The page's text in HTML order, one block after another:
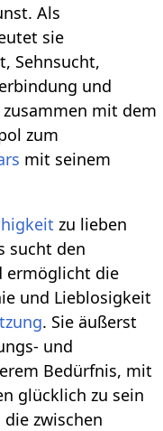
Als
sie
Sehnsucht,
und
mit dem
zum
mit seinem
zu lieben
sucht den
ermöglicht die
und Lieblosigkeit
. Sie äußerst
und
Bedürfnis, mit
glücklich zu sein
zwischen